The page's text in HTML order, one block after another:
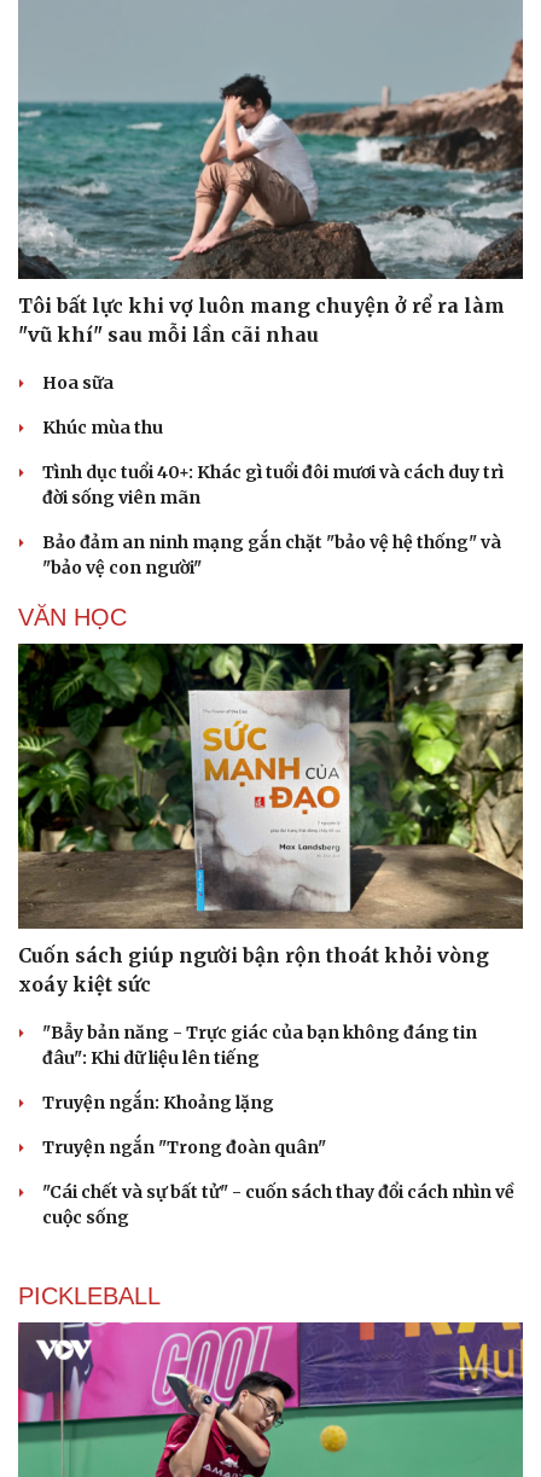
Cải chính
Tôi bất lực khi vợ luôn mang chuyện ở rể ra làm
"vũ khí" sau mỗi lần cãi nhau
Hoa sữa
Khúc mùa thu
Tình dục tuổi 40+: Khác gì tuổi đôi mươi và cách duy trì
đời sống viên mãn
Bảo đảm an ninh mạng gắn chặt "bảo vệ hệ thống" và
"bảo vệ con người"
VĂN HỌC
Cuốn sách giúp người bận rộn thoát khỏi vòng
xoáy kiệt sức
"Bẫy bản năng - Trực giác của bạn không đáng tin
đâu": Khi dữ liệu lên tiếng
Truyện ngắn: Khoảng lặng
Truyện ngắn "Trong đoàn quân"
"Cái chết và sự bất tử" - cuốn sách thay đổi cách nhìn về
cuộc sống
PICKLEBALL